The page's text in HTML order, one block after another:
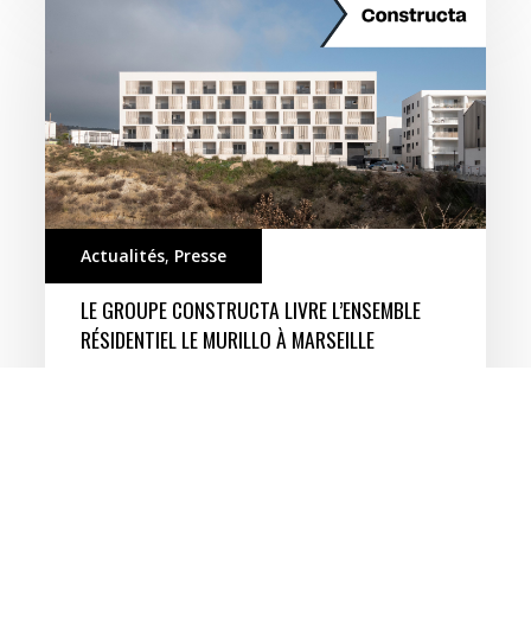
Actualités, Presse
LE GROUPE CONSTRUCTA LIVRE L’ENSEMBLE
RÉSIDENTIEL LE MURILLO À MARSEILLE